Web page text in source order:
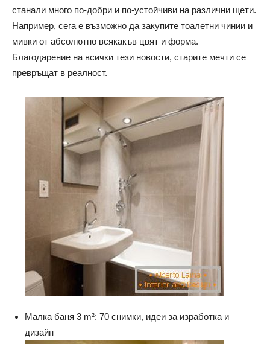
станали много по-добри и по-устойчиви на различни щети.
Например, сега е възможно да закупите тоалетни чинии и
мивки от абсолютно всякакъв цвят и форма.
Благодарение на всички тези новости, старите мечти се
превръщат в реалност.
Малка баня 3 m²: 70 снимки, идеи за изработка и
дизайн